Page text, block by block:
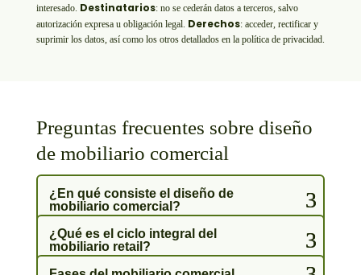
interesado. Destinatarios: no se cederán datos a terceros, salvo
autorización expresa u obligación legal. Derechos: acceder, rectificar y
suprimir los datos, así como los otros detallados en la política de privacidad.
Preguntas frecuentes sobre diseño
de mobiliario comercial
¿En qué consiste el diseño de
mobiliario comercial?
¿Qué es el ciclo integral del
mobiliario retail?